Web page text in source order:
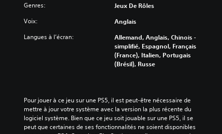
Genres: Jeux De Rôles
Voix: Anglais
Langues à l’écran:
Allemand, Anglais, Chinois -
simplifié, Espagnol, Français
(France), Italien, Portugais
(Brésil), Russe
Pour jouer à ce jeu sur une PS5, il est peut-être nécessaire de
mettre à jour votre système avec la version la plus récente du
logiciel système. Bien que ce jeu soit jouable sur une PS5, il se
peut que certaines de ses fonctionnalités ne soient disponibles